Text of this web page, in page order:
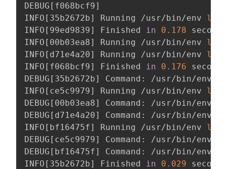
DEBUG [ f068bcf9]
INFO [ 35b2672b] Running /usr/bin/env ls
INFO [ 99ed9839] Finished in 0.178
INFO [ 00b03ea8] Running /usr/bin/env ls
INFO [ d71e4a20] Running /usr/bin/env ls
INFO [ f068bcf9] Finished in 0.176
DEBUG [ 35b2672b] Command: /usr/bin/env
INFO [ ce5c9979] Running /usr/bin/env ls
DEBUG [ 00b03ea8] Command: /usr/bin/env
DEBUG [ d71e4a20] Command: /usr/bin/env
INFO [ bf16475f] Running /usr/bin/env ls
DEBUG [ ce5c9979] Command: /usr/bin/env
DEBUG [ bf16475f] Command: /usr/bin/env
INFO [ 35b2672b] Finished in 0.029